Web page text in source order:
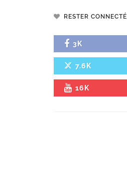
RESTER CONNECTÉ
3K
7.6K
16K